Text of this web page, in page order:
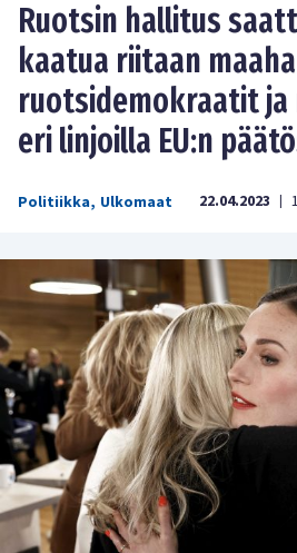
Ruotsin hallitus
kaatua riitaan
ruotsidemokraatit
eri linjoilla EU:n
Politiikka, Ulkomaat 22.04.2023 |